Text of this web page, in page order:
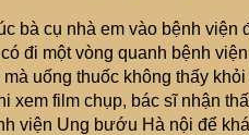
bà cụ nhà em vào bệnh
đi một vòng quanh bệnh
uống thuốc không thấy
xem film chụp, bác sĩ nhận
viện Ung bướu Hà nội để